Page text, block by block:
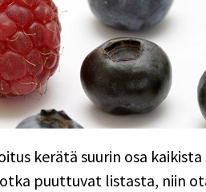
kerätä suurin osa
puuttuvat listasta, niin